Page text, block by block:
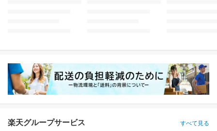
楽天グループサービス すべて見る